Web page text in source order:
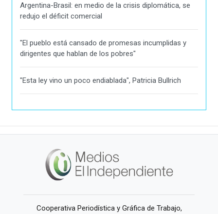
Argentina-Brasil: en medio de la crisis diplomática, se
redujo el déficit comercial
"El pueblo está cansado de promesas incumplidas y
dirigentes que hablan de los pobres"
"Esta ley vino un poco endiablada", Patricia Bullrich
Cooperativa Periodística y Gráfica de Trabajo,